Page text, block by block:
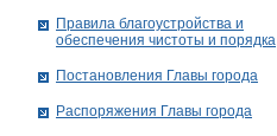
Правила благоустройства и
обеспечения чистоты и порядка
Постановления Главы города
Распоряжения Главы города